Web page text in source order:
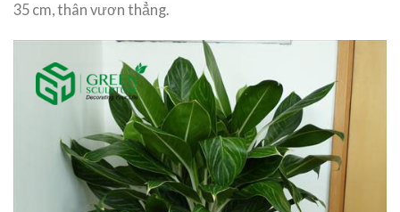
35 cm, thân vươn thẳng.